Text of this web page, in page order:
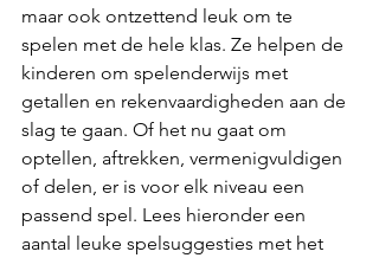
maar ook ontzettend leuk om te
spelen met de hele klas. Ze helpen de
kinderen om spelenderwijs met
getallen en rekenvaardigheden aan de
slag te gaan. Of het nu gaat om
optellen, aftrekken, vermenigvuldigen
of delen, er is voor elk niveau een
passend spel. Lees hieronder een
aantal leuke spelsuggesties met het